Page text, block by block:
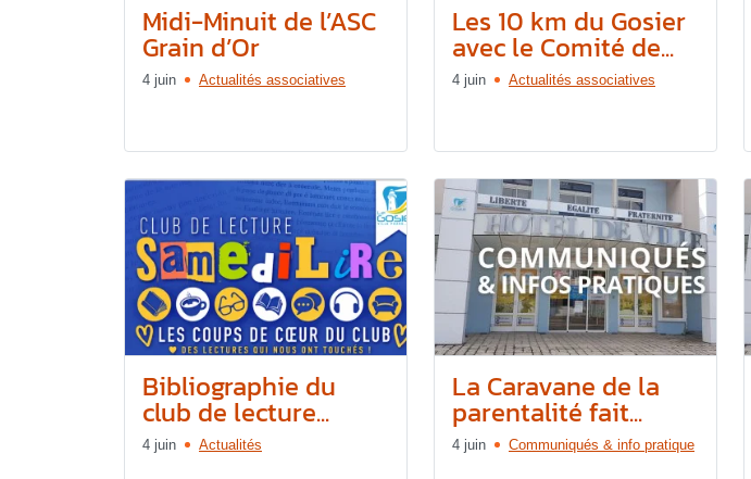
Midi-Minuit de l’ASC
Grain d’Or
4 juin Actualités associatives
Les 10 km du Gosier
avec le Comité de...
4 juin Actualités associatives
Bibliographie du
club de lecture...
4 juin Actualités
La Caravane de la
parentalité fait...
4 juin Communiqués & info pratique